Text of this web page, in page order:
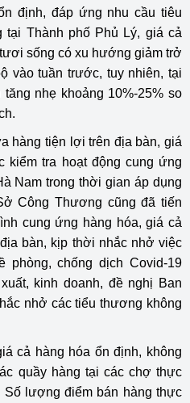
định, đáp ứng nhu cầu tiêu
Thành phố Phủ Lý, giá cả
sống có xu hướng giảm trở
vào tuần trước, tuy nhiên, tại
nhẹ khoảng 10%-25% so
hàng tiện lợi trên địa bàn, giá
kiểm tra hoạt động cung ứng
Nam trong thời gian áp dụng
Công Thương cũng đã tiến
cung ứng hàng hóa, giá cả
bàn, kịp thời nhắc nhở việc
phòng, chống dịch Covid-19
kinh doanh, đề nghị Ban
nhở các tiểu thương không
cả hàng hóa ổn định, không
quầy hàng tại các chợ thực
Số lượng điểm bán hàng thực